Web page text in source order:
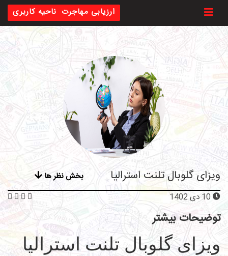
ناحیه کاربری ارزیابی مهاجرت
ویزای گلوبال تلنت استرالیا
بخش نظر ها
توضیحات بیشتر
ویزای گلوبال تلنت استرالیا